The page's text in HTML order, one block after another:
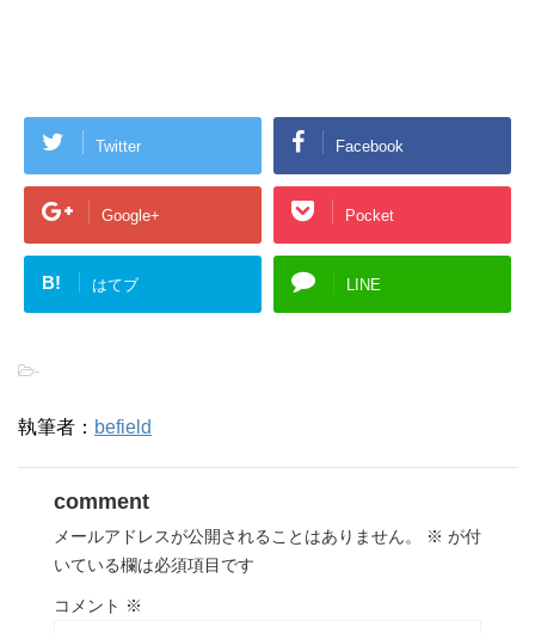
Twitter Facebook
Google+ Pocket
B! はてブ LINE
-
執筆者： befield
comment
メールアドレスが公開されることはありません。 ※ が付
いている欄は必須項目です
コメント ※